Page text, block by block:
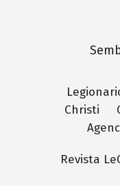
Christi
Revista